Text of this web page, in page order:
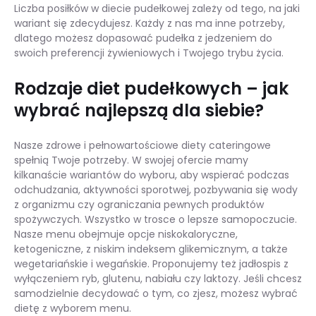
Liczba posiłków w diecie pudełkowej zależy od tego, na jaki
wariant się zdecydujesz. Każdy z nas ma inne potrzeby,
dlatego możesz dopasować pudełka z jedzeniem do
swoich preferencji żywieniowych i Twojego trybu życia.
Rodzaje diet pudełkowych – jak
wybrać najlepszą dla siebie?
Nasze zdrowe i pełnowartościowe diety cateringowe
spełnią Twoje potrzeby. W swojej ofercie mamy
kilkanaście wariantów do wyboru, aby wspierać podczas
odchudzania, aktywności sporotwej, pozbywania się wody
z organizmu czy ograniczania pewnych produktów
spożywczych. Wszystko w trosce o lepsze samopoczucie.
Nasze menu obejmuje opcje niskokaloryczne,
ketogeniczne, z niskim indeksem glikemicznym, a także
wegetariańskie i wegańskie. Proponujemy też jadłospis z
wyłączeniem ryb, glutenu, nabiału czy laktozy. Jeśli chcesz
samodzielnie decydować o tym, co zjesz, możesz wybrać
dietę z wyborem menu.